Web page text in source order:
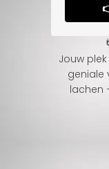
Jouw
geniale
lachen